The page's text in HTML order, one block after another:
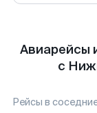
Авиарейсы
с
Рейсы в